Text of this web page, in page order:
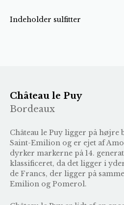
Indeholder sulfitter
Château le Puy
Bordeaux
Château le Puy ligger på højre
Saint-Emilion og er ejet af
dyrker markerne på 14.
klassificeret, da det ligger i
de Francs, der ligger på
Emilion og Pomerol.